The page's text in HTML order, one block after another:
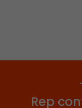
Rep